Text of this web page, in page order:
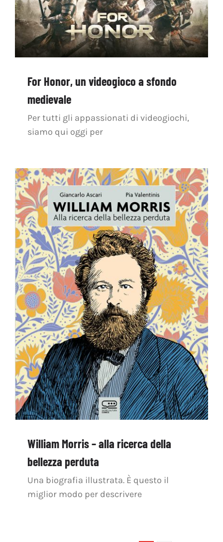
For Honor, un videogioco a sfondo
medievale
Per tutti gli appassionati di videogiochi,
siamo qui oggi per
William Morris – alla ricerca della
bellezza perduta
Una biografia illustrata. È questo il
miglior modo per descrivere